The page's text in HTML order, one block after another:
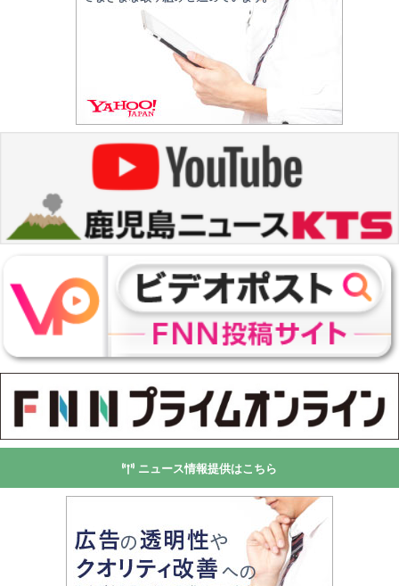
ニュース情報提供はこちら